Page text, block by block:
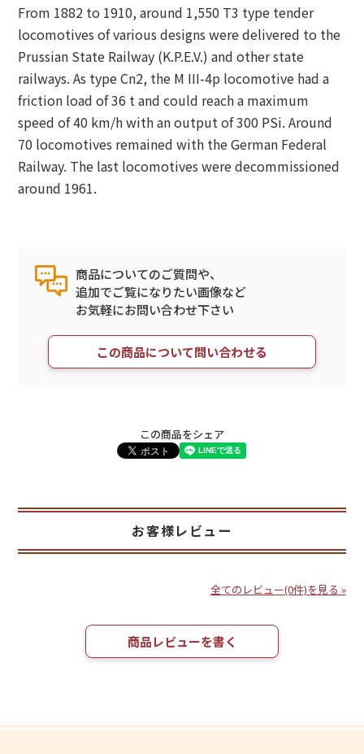
From 1882 to 1910, around 1,550 T3 type tender
locomotives of various designs were delivered to the
Prussian State Railway (K.P.E.V.) and other state
railways. As type Cn2, the M III-4p locomotive had a
friction load of 36 t and could reach a maximum
speed of 40 km/h with an output of 300 PSi. Around
70 locomotives remained with the German Federal
Railway. The last locomotives were decommissioned
around 1961.
商品についてのご質問や、
追加でご覧になりたい画像など
お気軽にお問い合わせ下さい
この商品について問い合わせる
この商品をシェア
お客様レビュー
全てのレビュー(0件)を見る »
商品レビューを書く